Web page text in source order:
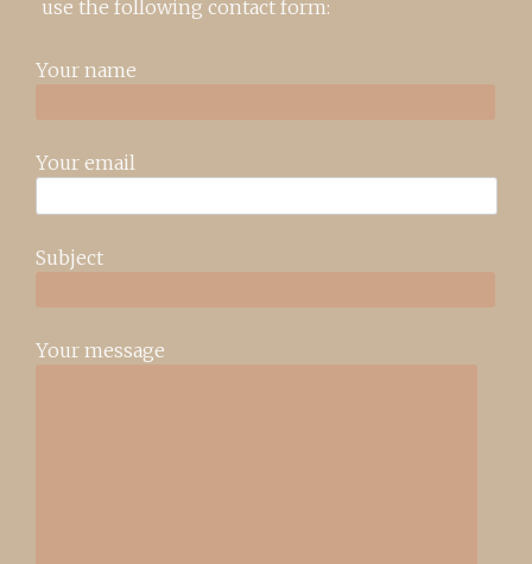
use the following contact form:
Your name
Your email
Subject
Your message